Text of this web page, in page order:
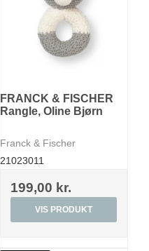
FRANCK & FISCHER
Rangle, Oline Bjørn
Franck & Fischer
21023011
199,00 kr.
VIS PRODUKT